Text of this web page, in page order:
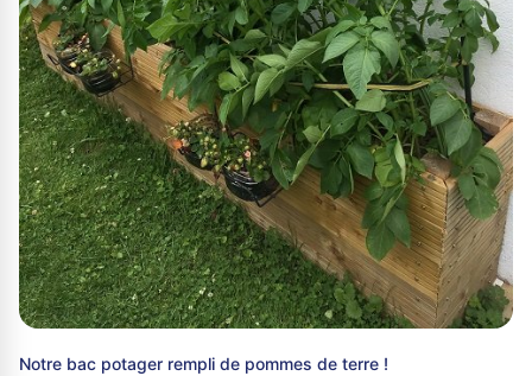
Notre bac potager rempli de pommes de terre !